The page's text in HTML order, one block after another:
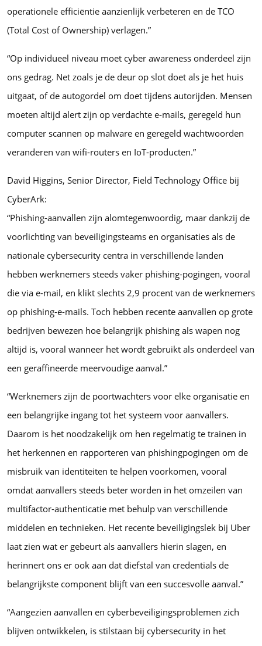
operationele efficiëntie aanzienlijk verbeteren en de TCO
(Total Cost of Ownership) verlagen.”
“Op individueel niveau moet cyber awareness onderdeel zijn
ons gedrag. Net zoals je de deur op slot doet als je het huis
uitgaat, of de autogordel om doet tijdens autorijden. Mensen
moeten altijd alert zijn op verdachte e-mails, geregeld hun
computer scannen op malware en geregeld wachtwoorden
veranderen van wifi-routers en IoT-producten.”
David Higgins, Senior Director, Field Technology Office bij
CyberArk:
“Phishing-aanvallen zijn alomtegenwoordig, maar dankzij de
voorlichting van beveiligingsteams en organisaties als de
nationale cybersecurity centra in verschillende landen
hebben werknemers steeds vaker phishing-pogingen, vooral
die via e-mail, en klikt slechts 2,9 procent van de werknemers
op phishing-e-mails. Toch hebben recente aanvallen op grote
bedrijven bewezen hoe belangrijk phishing als wapen nog
altijd is, vooral wanneer het wordt gebruikt als onderdeel van
een geraffineerde meervoudige aanval.”
“Werknemers zijn de poortwachters voor elke organisatie en
een belangrijke ingang tot het systeem voor aanvallers.
Daarom is het noodzakelijk om hen regelmatig te trainen in
het herkennen en rapporteren van phishingpogingen om de
misbruik van identiteiten te helpen voorkomen, vooral
omdat aanvallers steeds beter worden in het omzeilen van
multifactor-authenticatie met behulp van verschillende
middelen en technieken. Het recente beveiligingslek bij Uber
laat zien wat er gebeurt als aanvallers hierin slagen, en
herinnert ons er ook aan dat diefstal van credentials de
belangrijkste component blijft van een succesvolle aanval.”
“Aangezien aanvallen en cyberbeveiligingsproblemen zich
blijven ontwikkelen, is stilstaan bij cybersecurity in het